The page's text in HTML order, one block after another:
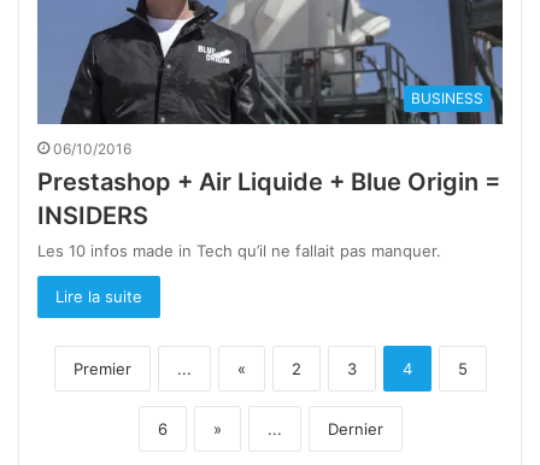
BUSINESS
06/10/2016
Prestashop + Air Liquide + Blue Origin =
INSIDERS
Les 10 infos made in Tech qu’il ne fallait pas manquer.
Lire la suite
Premier ... « 2 3 4 5
6 » ... Dernier